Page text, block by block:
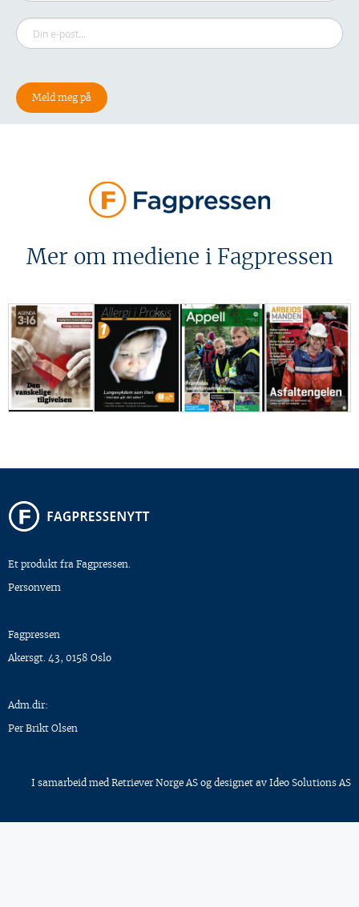
Mer om mediene i Fagpressen
Et produkt fra Fagpressen.
Personvern
Fagpressen
Akersgt. 43, 0158 Oslo
Adm.dir:
Per Brikt Olsen
I samarbeid med Retriever Norge AS og designet av Ideo Solutions AS